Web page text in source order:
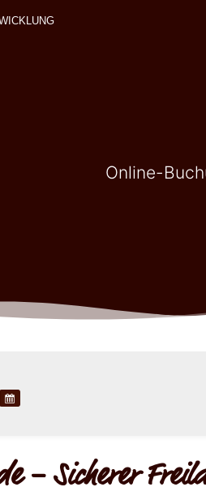
Online-
– Sicherer